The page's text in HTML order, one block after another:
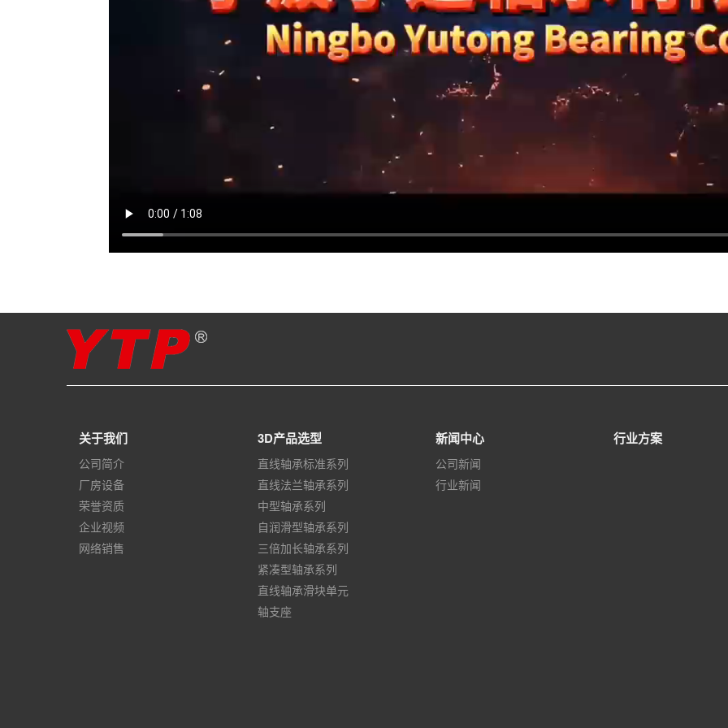
关于我们
公司简介
厂房设备
荣誉资质
企业视频
网络销售
3D产品选型
直线轴承标准系列
直线法兰轴承系列
中型轴承系列
自润滑型轴承系列
三倍加长轴承系列
紧凑型轴承系列
直线轴承滑块单元
轴支座
新闻中心
公司新闻
行业新闻
行业方案